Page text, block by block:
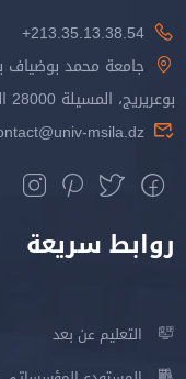
213.35.13.38.54+
جامعة محمد بوضياف
بوعريريج، المسيلة 28000 الجزائر
msila.dz
روابط سريعة
التعليم عن بعد